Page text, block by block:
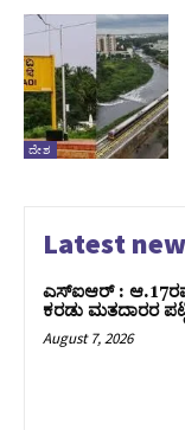
ದೇಶ
Latest
ಎಸ್‌ಐಆರ್‌ :
ಕರಡು ಮತದಾರರ
August 7, 2026